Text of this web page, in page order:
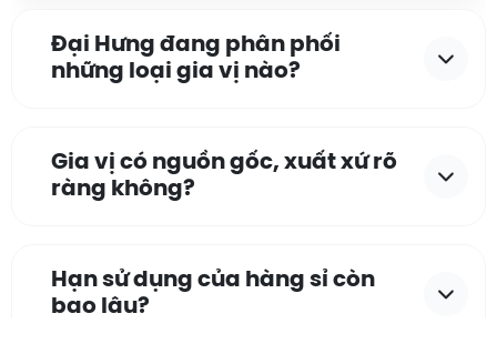
Đại Hưng đang phân phối
những loại gia vị nào?
Gia vị có nguồn gốc, xuất xứ rõ
ràng không?
Hạn sử dụng của hàng sỉ còn
bao lâu?